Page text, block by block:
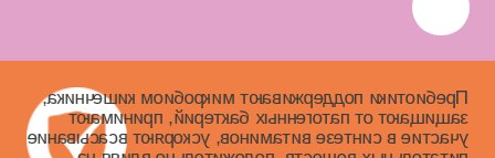
Пребиотики поддерживают микробиом кишечника,
защищают от патогенных бактерий, принимают
участие в синтезе витаминов, ускоряют всасывание